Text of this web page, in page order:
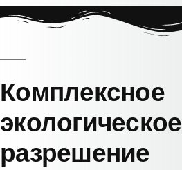
Комплексное
экологическое
разрешение